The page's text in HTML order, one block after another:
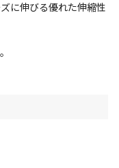
に伸びる優れた伸縮性